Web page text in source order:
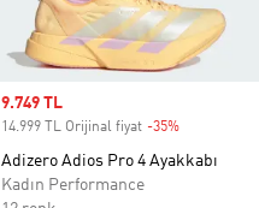
Sale price
9.749 TL
14.999 TL Orijinal fiyat -35%
Adizero Adios Pro 4 Ayakkabı
Kadın Performance